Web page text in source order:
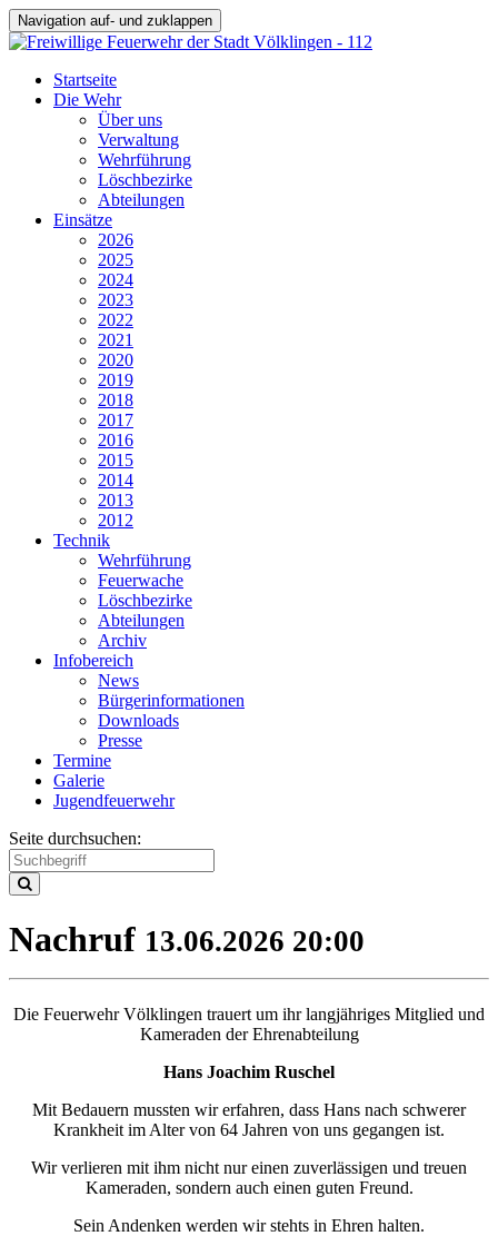
Navigation auf- und zuklappen
Startseite
Die Wehr
Über uns
Verwaltung
Wehrführung
Löschbezirke
Abteilungen
Einsätze
2026
2025
2024
2023
2022
2021
2020
2019
2018
2017
2016
2015
2014
2013
2012
Technik
Wehrführung
Feuerwache
Löschbezirke
Abteilungen
Archiv
Infobereich
News
Bürgerinformationen
Downloads
Presse
Termine
Galerie
Jugendfeuerwehr
Seite durchsuchen:
Nachruf 13.06.2026 20:00
Die Feuerwehr Völklingen trauert um ihr langjähriges Mitglied und
Kameraden der Ehrenabteilung
Hans Joachim Ruschel
Mit Bedauern mussten wir erfahren, dass Hans nach schwerer
Krankheit im Alter von 64 Jahren von uns gegangen ist.
Wir verlieren mit ihm nicht nur einen zuverlässigen und treuen
Kameraden, sondern auch einen guten Freund.
Sein Andenken werden wir stehts in Ehren halten.